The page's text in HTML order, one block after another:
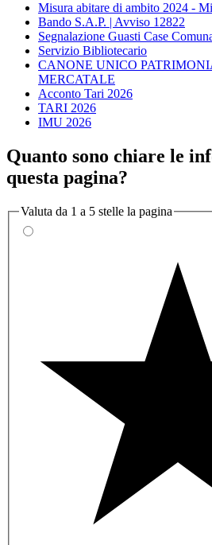
Misura abitare di ambito 2024 -
Bando S.A.P. | Avviso 12822
Segnalazione Guasti Case
Servizio Bibliotecario
CANONE UNICO
MERCATALE
Acconto Tari 2026
TARI 2026
IMU 2026
Quanto sono chiare le
questa pagina?
Valuta da 1 a 5 stelle la pagina